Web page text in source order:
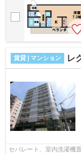
賃貸 | マンション レ
セパレート、室内洗濯機